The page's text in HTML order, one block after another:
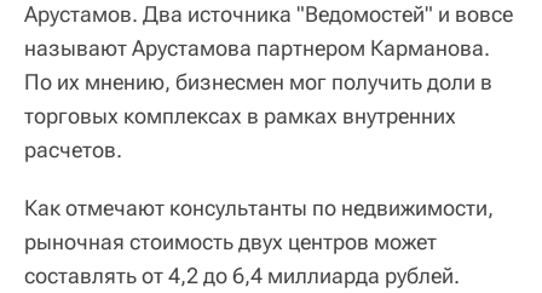
Арустамов. Два источника "Ведомостей" и вовсе
называют Арустамова партнером Карманова.
По их мнению, бизнесмен мог получить доли в
торговых комплексах в рамках внутренних
расчетов.
Как отмечают консультанты по недвижимости,
рыночная стоимость двух центров может
составлять от 4,2 до 6,4 миллиарда рублей.